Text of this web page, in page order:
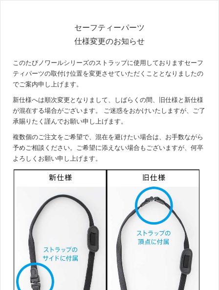
セーフティーパーツ
仕様変更のお知らせ
このたびノワールシリーズのストラップに使用しておりますセーフ
ティパーツの取付け位置を変更させていただくこととなりましたの
でご案内申し上げます。
新仕様へは順次変更となりまして、しばらくの間、旧仕様と新仕様
が混在する場合がございます。 ご迷惑をおかけいたしますが、ご了
承賜りたく謹んでお願い申し上げます。
複数個のご注文をご希望で、混在を避けたい場合は、お手数ながら
予めご相談ください。ご希望に添えない場合もございますが、何卒
よろしくお願い申し上げます。